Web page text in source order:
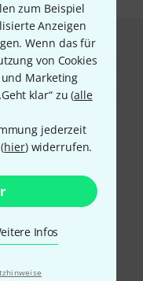
zum Beispiel
Anzeigen
Wenn das für
von Cookies
Marketing
klar“ zu (alle
jederzeit
hier) widerrufen.
Infos
Nachnahme,